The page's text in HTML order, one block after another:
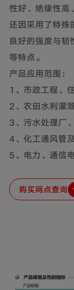
性好、绝缘性高
还因采用了特殊
良好的强度与韧
等特点。
产品应用范围：
1、市政工程、
2、农田水利灌
3、污水处理厂
4、化工通风管
5、电力、通信
购买网点查询